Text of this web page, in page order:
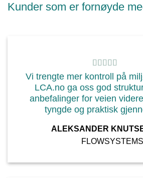
Kunder som er fornøyde
Vi trengte mer kontroll på
LCA.no ga oss god
anbefalinger for veien
tyngde og praktisk
ALEKSANDER
FLOWSYSTEMS